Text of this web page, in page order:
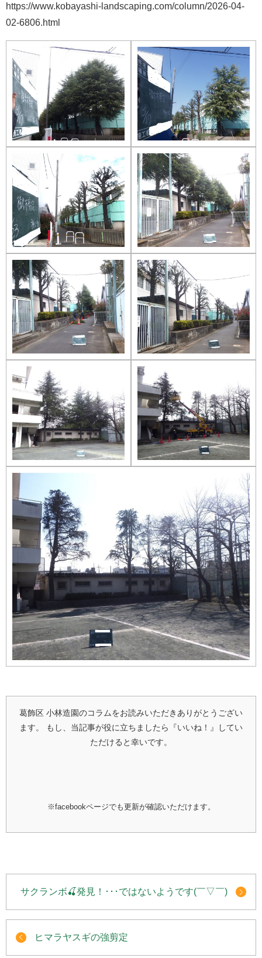
https://www.kobayashi-landscaping.com/column/2026-04-
02-6806.html
葛飾区 小林造園のコラムをお読みいただきありがとうござい
ます。
もし、当記事が役に立ちましたら『いいね！』してい
ただけると幸いです。
※facebookページでも更新が確認いただけます。
サクランボ🍒発見！･･･ではないようです(￣▽￣)
ヒマラヤスギの強剪定